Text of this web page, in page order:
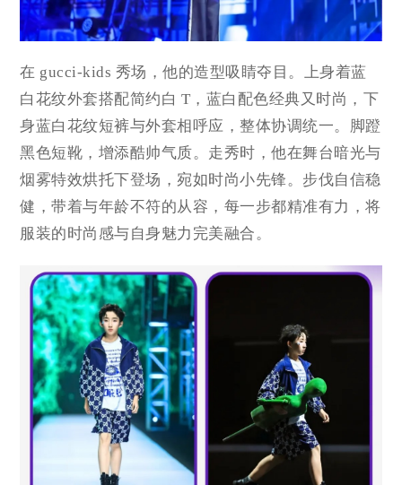
在 gucci-kids 秀场，他的造型吸睛夺目。上身着蓝
白花纹外套搭配简约白 T，蓝白配色经典又时尚，下
身蓝白花纹短裤与外套相呼应，整体协调统一。脚蹬
黑色短靴，增添酷帅气质。走秀时，他在舞台暗光与
烟雾特效烘托下登场，宛如时尚小先锋。步伐自信稳
健，带着与年龄不符的从容，每一步都精准有力，将
服装的时尚感与自身魅力完美融合。